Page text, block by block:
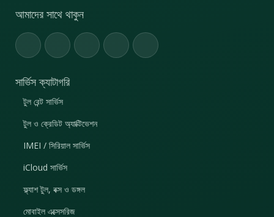
আমাদের সাথে থাকুন
সার্ভিস ক্যাটাগরি
টুল রেন্ট সার্ভিস
টুল ও ক্রেডিট অ্যাক্টিভেশন
IMEI / সিরিয়াল সার্ভিস
iCloud সার্ভিস
ফ্ল্যাশ টুল, বক্স ও ডঙ্গল
মোবাইল এক্সেসরিজ